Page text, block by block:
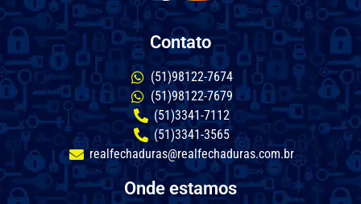
Contato
(51)98122-7674
(51)98122-7679
(51)3341-7112
(51)3341-3565
realfechaduras@realfechaduras.com.br
Onde estamos